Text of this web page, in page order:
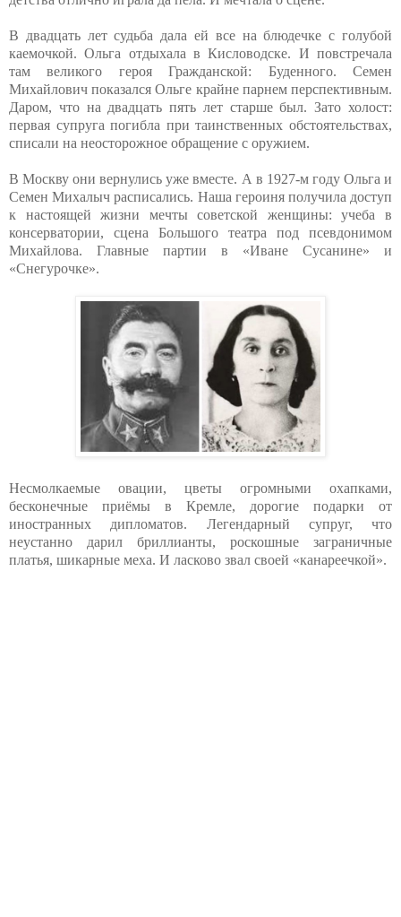
В двадцать лет судьба дала ей все на блюдечке с голубой
каемочкой. Ольга отдыхала в Кисловодске. И повстречала
там великого героя Гражданской: Буденного. Семен
Михайлович показался Ольге крайне парнем перспективным.
Даром, что на двадцать пять лет старше был. Зато холост:
первая супруга погибла при таинственных обстоятельствах,
списали на неосторожное обращение с оружием.
В Москву они вернулись уже вместе. А в 1927-м году Ольга и
Семен Михалыч расписались. Наша героиня получила доступ
к настоящей жизни мечты советской женщины: учеба в
консерватории, сцена Большого театра под псевдонимом
Михайлова. Главные партии в «Иване Сусанине» и
«Снегурочке».
Несмолкаемые овации, цветы огромными охапками,
бесконечные приёмы в Кремле, дорогие подарки от
иностранных дипломатов. Легендарный супруг, что
неустанно дарил бриллианты, роскошные заграничные
платья, шикарные меха. И ласково звал своей «канареечкой».